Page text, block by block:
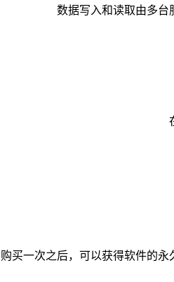
数据写入和读取由多台
购买一次之后，可以获得软件的